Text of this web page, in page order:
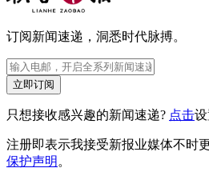
订阅新闻速递，洞悉时代脉搏。
立即订阅
只想接收感兴趣的新闻速递? 点击设
注册即表示我接受新报业媒体不时
保护声明。